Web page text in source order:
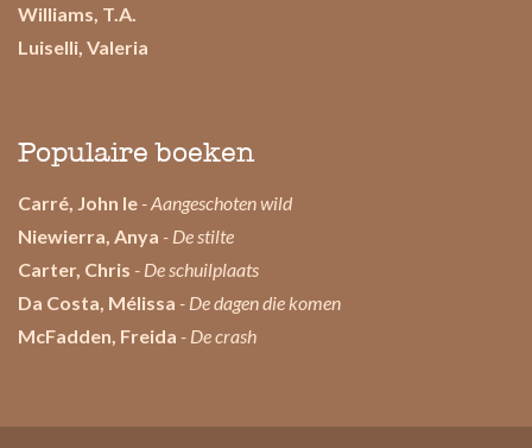
Williams, T.A.
Luiselli, Valeria
Populaire boeken
Carré, John le - Aangeschoten wild
Niewierra, Anya - De stilte
Carter, Chris - De schuilplaats
Da Costa, Mélissa - De dagen die komen
McFadden, Freida - De crash